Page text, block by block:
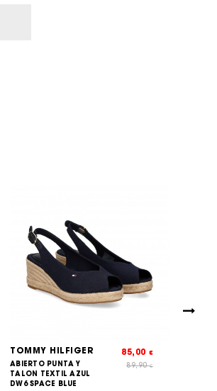
TOMMY HILFIGER
ABIERTO PUNTA Y
TALON TEXTIL AZUL
DW6 SPACE BLUE
85,00€
89,90€